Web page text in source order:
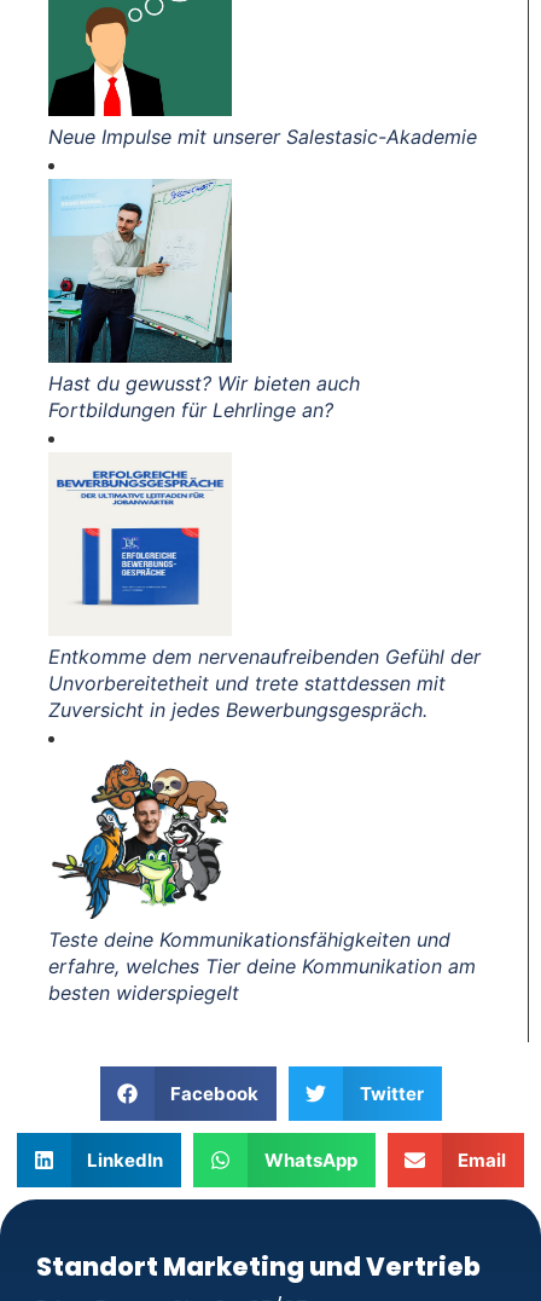
Neue Impulse mit unserer Salestasic-Akademie
Hast du gewusst? Wir bieten auch
Fortbildungen für Lehrlinge an?
Entkomme dem nervenaufreibenden Gefühl der
Unvorbereitetheit und trete stattdessen mit
Zuversicht in jedes Bewerbungsgespräch.
Teste deine Kommunikationsfähigkeiten und
erfahre, welches Tier deine Kommunikation am
besten widerspiegelt
Facebook Twitter
LinkedIn WhatsApp Email
Standort Marketing und Vertrieb